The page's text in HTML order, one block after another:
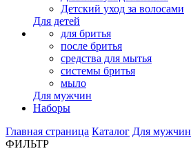
Детский уход за волосами
Для детей
для бритья
после бритья
средства для мытья
системы бритья
мыло
Для мужчин
Наборы
Главная страница Каталог Для мужчин
ФИЛЬТР